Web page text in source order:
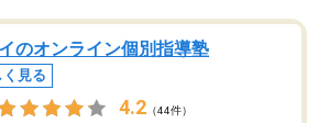
イのオンライン個別指導塾
見る
4.2 （44件）